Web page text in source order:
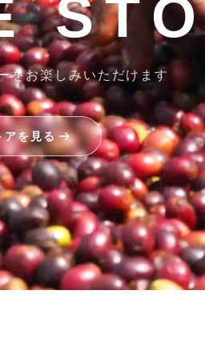
をお楽しみいただけます
アを見る